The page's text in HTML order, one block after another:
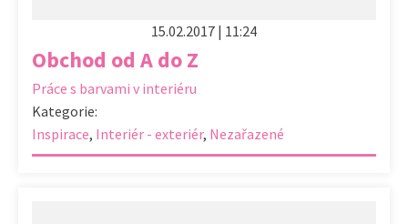
15.02.2017 | 11:24
Obchod od A do Z
Práce s barvami v interiéru
Kategorie:
Inspirace, Interiér - exteriér, Nezařazené